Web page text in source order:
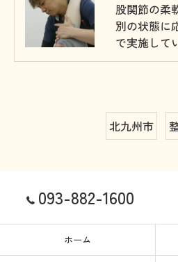
股関節の柔
別の状態に
で実施して
北九州市
093-882-1600
ホーム